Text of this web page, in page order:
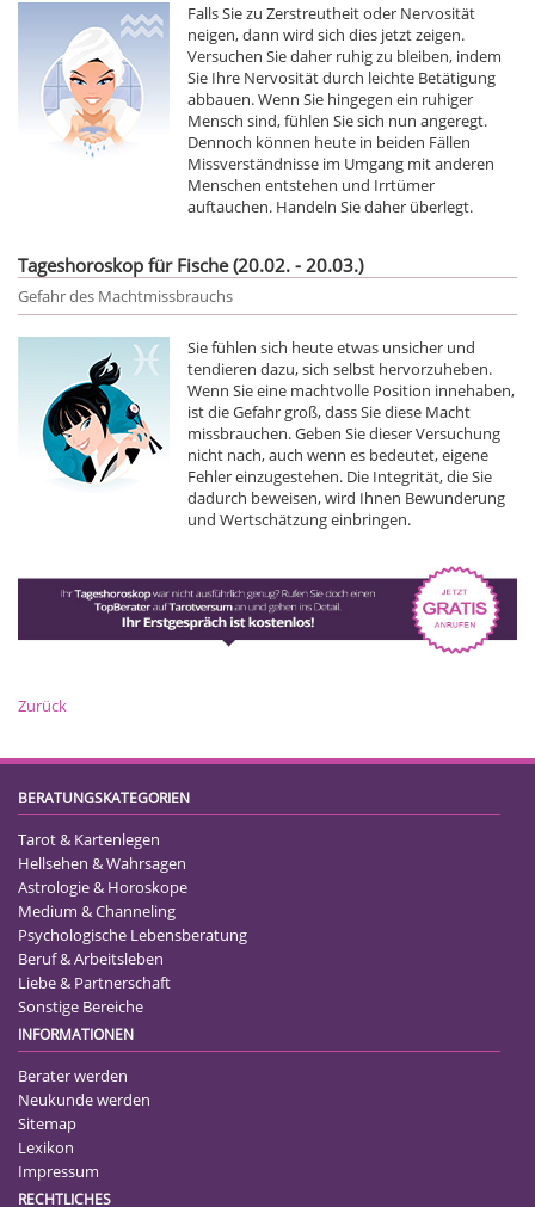
Falls Sie zu Zerstreutheit oder Nervosität
neigen, dann wird sich dies jetzt zeigen.
Versuchen Sie daher ruhig zu bleiben, indem
Sie Ihre Nervosität durch leichte Betätigung
abbauen. Wenn Sie hingegen ein ruhiger
Mensch sind, fühlen Sie sich nun angeregt.
Dennoch können heute in beiden Fällen
Missverständnisse im Umgang mit anderen
Menschen entstehen und Irrtümer
auftauchen. Handeln Sie daher überlegt.
Tageshoroskop für Fische (20.02. - 20.03.)
Gefahr des Machtmissbrauchs
Sie fühlen sich heute etwas unsicher und
tendieren dazu, sich selbst hervorzuheben.
Wenn Sie eine machtvolle Position innehaben,
ist die Gefahr groß, dass Sie diese Macht
missbrauchen. Geben Sie dieser Versuchung
nicht nach, auch wenn es bedeutet, eigene
Fehler einzugestehen. Die Integrität, die Sie
dadurch beweisen, wird Ihnen Bewunderung
und Wertschätzung einbringen.
Zurück
BERATUNGSKATEGORIEN
Tarot & Kartenlegen
Hellsehen & Wahrsagen
Astrologie & Horoskope
Medium & Channeling
Psychologische Lebensberatung
Beruf & Arbeitsleben
Liebe & Partnerschaft
Sonstige Bereiche
INFORMATIONEN
Berater werden
Neukunde werden
Sitemap
Lexikon
Impressum
RECHTLICHES